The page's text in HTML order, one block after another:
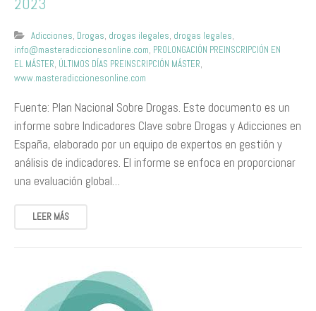
Adicciones, Drogas, drogas ilegales, drogas legales,
info@masteradiccionesonline.com, PROLONGACIÓN PREINSCRIPCIÓN EN
EL MÁSTER, ÚLTIMOS DÍAS PREINSCRIPCIÓN MÁSTER,
www.masteradiccionesonline.com
Fuente: Plan Nacional Sobre Drogas. Este documento es un
informe sobre Indicadores Clave sobre Drogas y Adicciones en
España, elaborado por un equipo de expertos en gestión y
análisis de indicadores. El informe se enfoca en proporcionar
una evaluación global…
LEER MÁS